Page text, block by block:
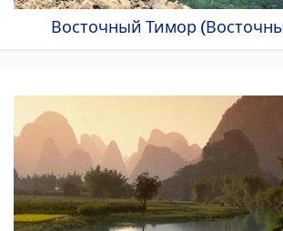
Восточный Тимор